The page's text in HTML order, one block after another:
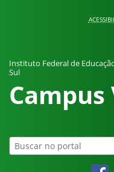
Instituto Federal de
Sul